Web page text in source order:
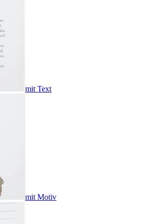
mit Text
mit Motiv